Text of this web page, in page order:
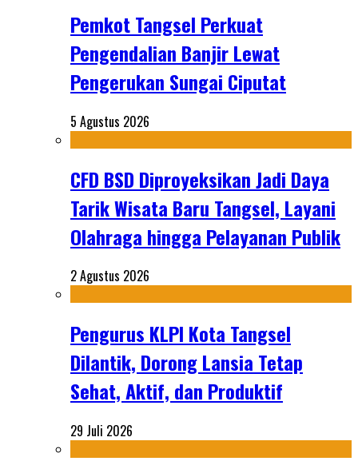
Pemkot Tangsel Perkuat
Pengendalian Banjir Lewat
Pengerukan Sungai Ciputat
5 Agustus 2026
CFD BSD Diproyeksikan Jadi Daya
Tarik Wisata Baru Tangsel, Layani
Olahraga hingga Pelayanan Publik
2 Agustus 2026
Pengurus KLPI Kota Tangsel
Dilantik, Dorong Lansia Tetap
Sehat, Aktif, dan Produktif
29 Juli 2026